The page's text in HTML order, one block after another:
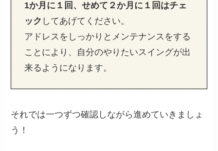
1か月に１回、せめて２か月に１回はチェ
ック してあげてください。
アドレスをしっかりとメンテナンスをする
ことにより、自分のやりたいスイングが出
来るようになります。
それでは一つずつ確認しながら進めていきましょ
う！